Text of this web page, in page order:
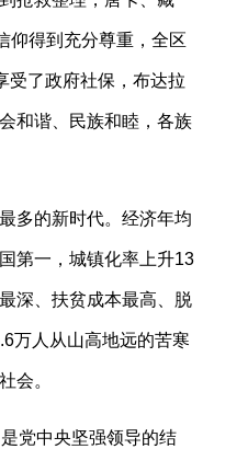
仰得到充分尊重，全区
受了政府社保，布达拉
和谐、民族和睦，各族
多的新时代。经济年均
第一，城镇化率上升13
深、扶贫成本最高、脱
万人从山高地远的苦寒
会。
党中央坚强领导的结